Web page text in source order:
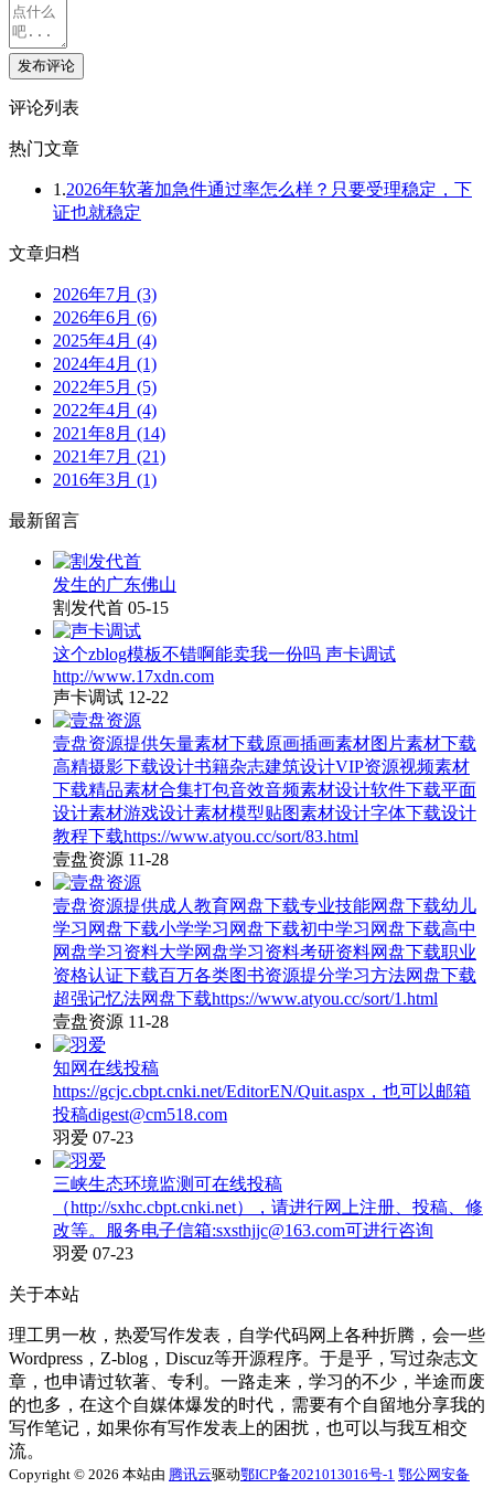
发布评论
评论列表
热门文章
1.2026年软著加急件通过率怎么样？只要受理稳定，下
证也就稳定
文章归档
2026年7月 (3)
2026年6月 (6)
2025年4月 (4)
2024年4月 (1)
2022年5月 (5)
2022年4月 (4)
2021年8月 (14)
2021年7月 (21)
2016年3月 (1)
最新留言
发生的广东佛山
割发代首 05-15
这个zblog模板不错啊能卖我一份吗 声卡调试
http://www.17xdn.com
声卡调试 12-22
壹盘资源提供矢量素材下载原画插画素材图片素材下载
高精摄影下载设计书籍杂志建筑设计VIP资源视频素材
下载精品素材合集打包音效音频素材设计软件下载平面
设计素材游戏设计素材模型贴图素材设计字体下载设计
教程下载https://www.atyou.cc/sort/83.html
壹盘资源 11-28
壹盘资源提供成人教育网盘下载专业技能网盘下载幼儿
学习网盘下载小学学习网盘下载初中学习网盘下载高中
网盘学习资料大学网盘学习资料考研资料网盘下载职业
资格认证下载百万各类图书资源提分学习方法网盘下载
超强记忆法网盘下载https://www.atyou.cc/sort/1.html
壹盘资源 11-28
知网在线投稿
https://gcjc.cbpt.cnki.net/EditorEN/Quit.aspx，也可以邮箱
投稿digest@cm518.com
羽爱 07-23
三峡生态环境监测可在线投稿
（http://sxhc.cbpt.cnki.net），请进行网上注册、投稿、修
改等。服务电子信箱:sxsthjjc@163.com可进行咨询
羽爱 07-23
关于本站
理工男一枚，热爱写作发表，自学代码网上各种折腾，会一些
Wordpress，Z-blog，Discuz等开源程序。于是乎，写过杂志文
章，也申请过软著、专利。一路走来，学习的不少，半途而废
的也多，在这个自媒体爆发的时代，需要有个自留地分享我的
写作笔记，如果你有写作发表上的困扰，也可以与我互相交
流。
Copyright © 2026 本站由 腾讯云驱动鄂ICP备2021013016号-1 鄂公网安备